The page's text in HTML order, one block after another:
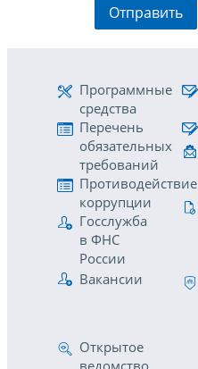
Отправить
Программные
средства
Перечень
обязательных
требований
Противодействие
коррупции
Госслужба
в ФНС
России
Вакансии
Открытое
ведомство